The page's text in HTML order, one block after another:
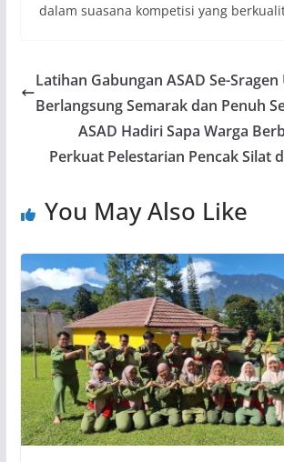
dalam suasana kompetisi yang
Latihan Gabungan ASAD Se-Sragen
Berlangsung Semarak dan Penuh
ASAD Hadiri Sapa Warga
Perkuat Pelestarian Pencak Silat
You May Also Like